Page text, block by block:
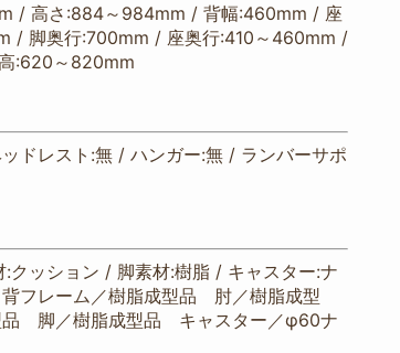
/ 高さ:884～984mm / 背幅:460mm / 座
/ 脚奥行:700mm / 座奥行:410～460mm /
:620～820mm
ドレスト:無 / ハンガー:無 / ランバーサポ
クッション / 脚素材:樹脂 / キャスター:ナ
フレーム／樹脂成型品 肘／樹脂成型
脚／樹脂成型品 キャスター／φ60ナ